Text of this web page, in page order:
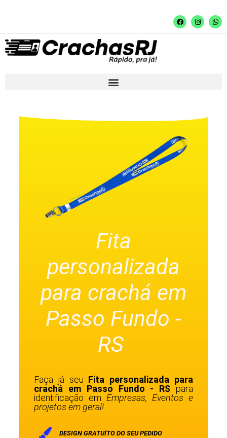
Fita
personalizada
para crachá em
Passo Fundo -
RS
Faça já seu Fita personalizada para
crachá em Passo Fundo - RS para
identificação em Empresas, Eventos e
projetos em geral!
DESIGN GRATUÍTO DO SEU PEDIDO